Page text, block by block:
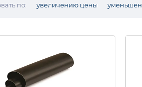
по: увеличению цены